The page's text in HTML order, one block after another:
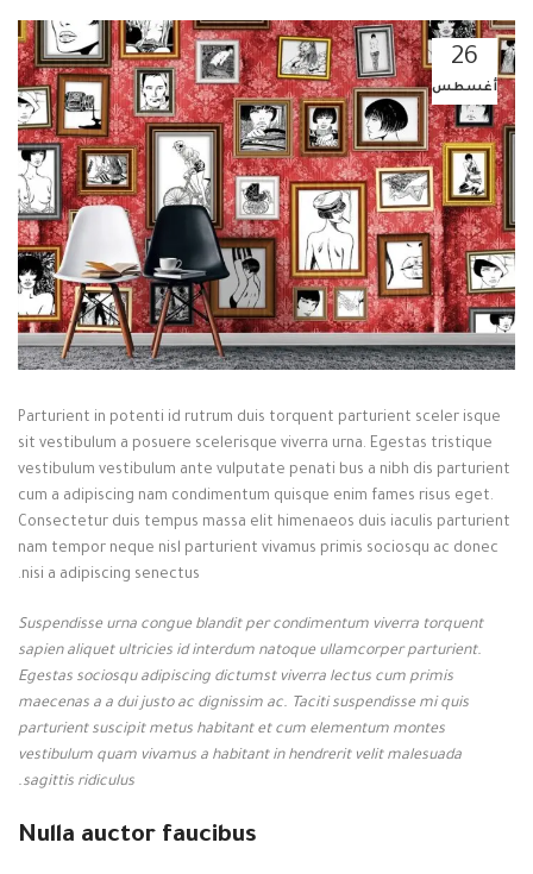
26
أغسطس
Parturient in potenti id rutrum duis torquent parturient sceler isque
sit vestibulum a posuere scelerisque viverra urna. Egestas tristique
vestibulum vestibulum ante vulputate penati bus a nibh dis parturient
cum a adipiscing nam condimentum quisque enim fames risus eget.
Consectetur duis tempus massa elit himenaeos duis iaculis parturient
nam tempor neque nisl parturient vivamus primis sociosqu ac donec
nisi a adipiscing senectus.
Suspendisse urna congue blandit per condimentum viverra torquent
sapien aliquet ultricies id interdum natoque ullamcorper parturient.
Egestas sociosqu adipiscing dictumst viverra lectus cum primis
maecenas a a dui justo ac dignissim ac. Taciti suspendisse mi quis
parturient suscipit metus habitant et cum elementum montes
vestibulum quam vivamus a habitant in hendrerit velit malesuada
sagittis ridiculus.
Nulla auctor faucibus